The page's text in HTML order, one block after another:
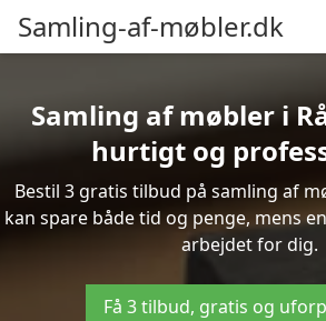
Samling-af-møbler.dk
Samling af møbler i
hurtigt og
Bestil 3 gratis tilbud på samling af
kan spare både tid og penge, mens
arbejdet for dig.
Få 3 tilbud, gratis og